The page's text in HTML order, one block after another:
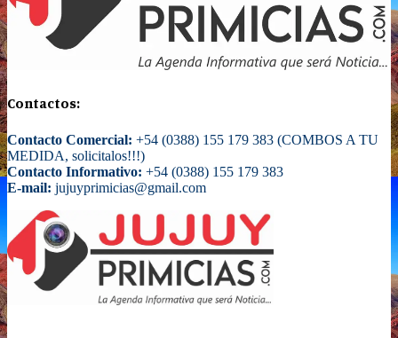
Contactos:
Contacto Comercial: +54 (0388) 155 179 383 (COMBOS A TU
MEDIDA, solicitalos!!!)
Contacto Informativo: +54 (0388) 155 179 383
E-mail: jujuyprimicias@gmail.com